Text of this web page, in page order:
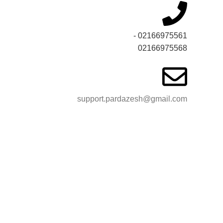
02166975561 -
02166975568
support.pardazesh@gmail.com